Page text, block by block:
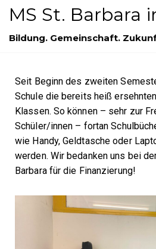
MS St. Barbara
Bildung. Gemeinschaft.
Seit Beginn des zweiten
Schule die bereits heiß
Klassen. So können – sehr zur
Schüler/innen – fortan
wie Handy, Geldtasche oder
werden. Wir bedanken uns bei
Barbara für die Finanzierung!